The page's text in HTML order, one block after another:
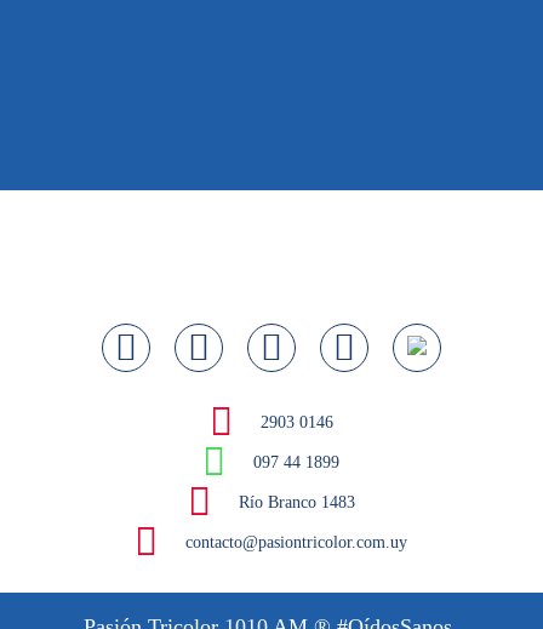
2903 0146
097 44 1899
Río Branco 1483
contacto@pasiontricolor.com.uy